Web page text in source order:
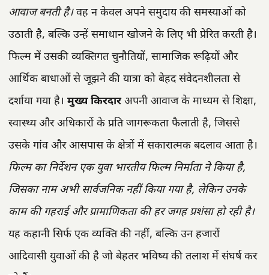
आवाज बनती है।वह न केवल अपने समुदाय की समस्याओं को
उठाती है, बल्कि उन्हें समाधान खोजने के लिए भी प्रेरित करती है।
फिल्म में उसकी व्यक्तिगत चुनौतियों, सामाजिक रूढ़ियों और
आर्थिक बाधाओं से जूझने की यात्रा को बेहद संवेदनशीलता से
दर्शाया गया है। मुख्य किरदारअपनी आवाज के माध्यम से शिक्षा,
स्वास्थ्य और अधिकारों के प्रति जागरूकता फैलाती है, जिससे
उसके गांव और आसपास के क्षेत्रों में सकारात्मक बदलाव आता है।
फिल्म का निर्देशन एक युवा भारतीय फिल्म निर्माता ने किया है,
जिसका नाम अभी सार्वजनिक नहीं किया गया है, लेकिन उनके
काम की गहराई और प्रामाणिकता की हर जगह प्रशंसा हो रही है।
यह कहानी सिर्फ एक व्यक्ति की नहीं, बल्कि उन हजारों
आदिवासी युवाओं की है जो बेहतर भविष्य की तलाश में संघर्ष कर